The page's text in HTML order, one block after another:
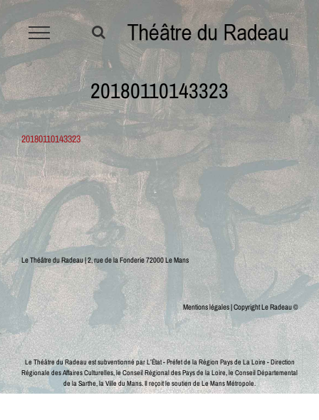
Passer
contenu
20180110143323
20180110143323
Le Théâtre du Radeau | 2, rue de la Fonderie 72000 Le Mans
Mentions légales| Copyright Le Radeau ©
Le Théâtre du Radeau est subventionné par L’État - Préfet de la Région Pays de La Loire - Direction
Régionale des Affaires Culturelles, le Conseil Régional des Pays de la Loire, le Conseil Départemental
de la Sarthe, la Ville du Mans.Il reçoit le soutien de Le Mans Métropole.